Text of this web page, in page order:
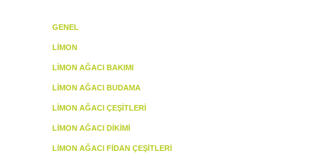
GENEL
LIMON
LIMON AĞACI BAKIMI
LIMON AĞACI BUDAMA
LIMON AĞACI ÇEŞITLERI
LIMON AĞACI DIKIMI
LIMON AĞACI FIDAN ÇEŞITLERI